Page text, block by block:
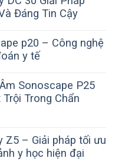
Đáng Tin Cậy
p20 – Công nghệ
y tế
Sonoscape P25
Trong Chẩn
Z5 – Giải pháp tối ưu
y học hiện đại